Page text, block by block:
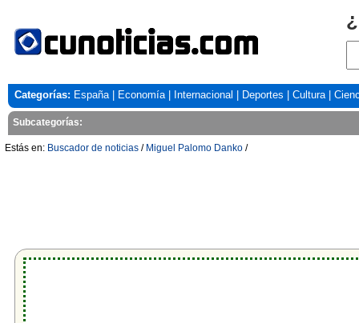
Categorías: España| Economía| Internacional Deportes Cultura|
Subcategorías:
Estás en: Buscador de noticias / Miguel Palomo Danko /